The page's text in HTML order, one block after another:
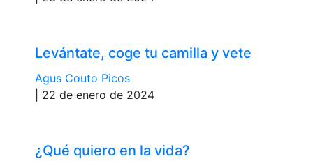
Levántate, coge tu camilla y vete
Agus Couto Picos
| 22 de enero de 2024
¿Qué quiero en la vida?